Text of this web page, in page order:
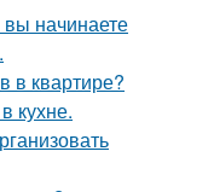
вы начинаете
в квартире?
кухне.